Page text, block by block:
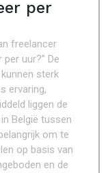
per
freelancer
uur?” De
sterk
ervaring,
liggen de
België tussen
om te
op basis van
en de